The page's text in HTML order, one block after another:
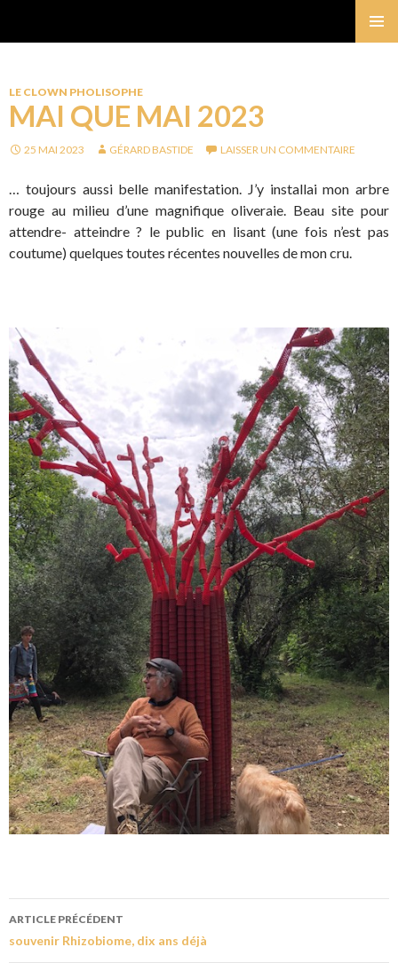
LE CLOWN PHOLISOPHE
MAI QUE MAI 2023
25 MAI 2023 GÉRARD BASTIDE LAISSER UN COMMENTAIRE
… toujours aussi belle manifestation. J’y installai mon arbre
rouge au milieu d’une magnifique oliveraie. Beau site pour
attendre- atteindre ? le public en lisant (une fois n’est pas
coutume) quelques toutes récentes nouvelles de mon cru.
ARTICLE PRÉCÉDENT
souvenir Rhizobiome, dix ans déjà